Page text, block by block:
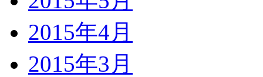
2015年4月
2015年3月